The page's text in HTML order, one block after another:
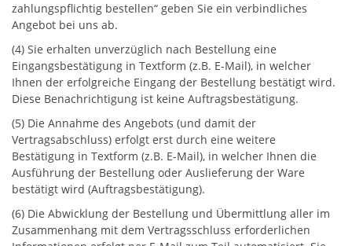
zahlungspflichtig bestellen“ geben Sie ein verbindliches
Angebot bei uns ab.
(4) Sie erhalten unverzüglich nach Bestellung eine
Eingangsbestätigung in Textform (z.B. E-Mail), in welcher
Ihnen der erfolgreiche Eingang der Bestellung bestätigt wird.
Diese Benachrichtigung ist keine Auftragsbestätigung.
(5) Die Annahme des Angebots (und damit der
Vertragsabschluss) erfolgt erst durch eine weitere
Bestätigung in Textform (z.B. E-Mail), in welcher Ihnen die
Ausführung der Bestellung oder Auslieferung der Ware
bestätigt wird (Auftragsbestätigung).
(6) Die Abwicklung der Bestellung und Übermittlung aller im
Zusammenhang mit dem Vertragsschluss erforderlichen